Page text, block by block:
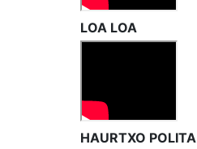
LOA LOA
HAURTXO POLITA